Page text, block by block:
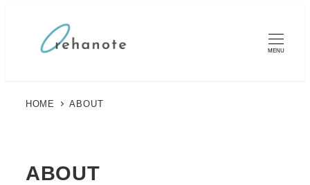
MENU
HOME ABOUT
ABOUT